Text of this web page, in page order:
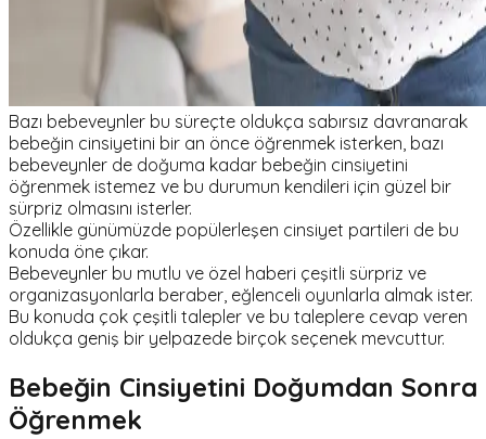
Bazı bebeveynler bu süreçte oldukça sabırsız davranarak
bebeğin cinsiyetini bir an önce öğrenmek isterken, bazı
bebeveynler de doğuma kadar bebeğin cinsiyetini
öğrenmek istemez ve bu durumun kendileri için güzel bir
sürpriz olmasını isterler.
Özellikle günümüzde popülerleşen cinsiyet partileri de bu
konuda öne çıkar.
Bebeveynler bu mutlu ve özel haberi çeşitli sürpriz ve
organizasyonlarla beraber, eğlenceli oyunlarla almak ister.
Bu konuda çok çeşitli talepler ve bu taleplere cevap veren
oldukça geniş bir yelpazede birçok seçenek mevcuttur.
Bebeğin Cinsiyetini Doğumdan Sonra
Öğrenmek